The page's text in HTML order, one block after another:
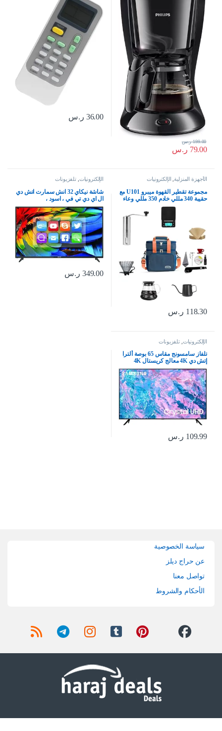
79.00 ر.س
199.00 ر.س
36.00 ر.س
الأجهزة المنزلية, الإلكترونيات
مجموعة تقطير القهوة ميبرو U101 مع
حقيبة 340 مللي خادم 350 مللي وعاء
بالتنقيط، مجموعة تقطير القهوة
118.30 ر.س
الإلكترونيات,تلفزيونات
شاشة نيكاي 32 انش سمارت اتش دي
ال اي دي تي في ، اسود ،
NTV3200SLED3
349.00 ر.س
الإلكترونيات ,تلفزيونات
تلفاز سامسونج مقاس 65 بوصة ألترا
إتش دي 4K معالج كريستال 4K
بيوركلر – (موديل 2023)
UA65CU7000UXSA، أسود
109.99 ر.س
سياسة الخصوصية
عن حراج ديلز
تواصل معنا
الأحكام والشروط